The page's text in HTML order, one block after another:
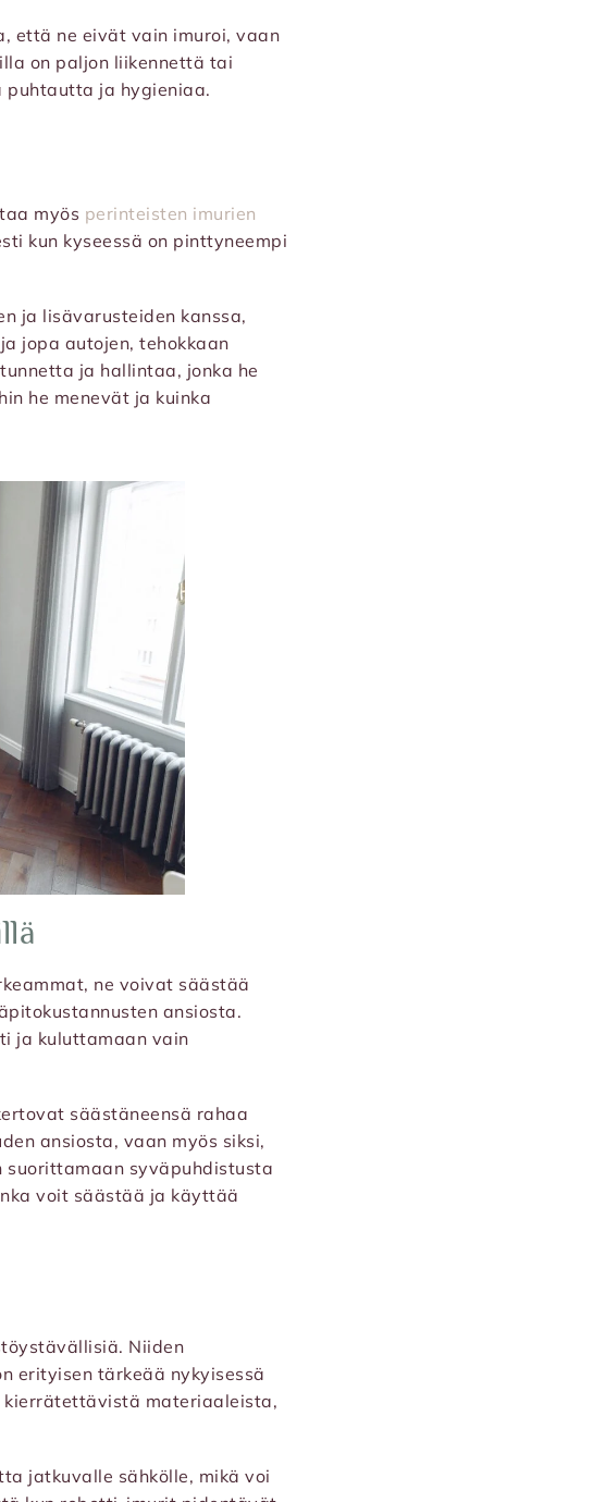
että ne eivät vain imuroi, vaan
on paljon liikennettä tai
puhtautta ja hygieniaa.
myös perinteisten imurien
kun kyseessä on pinttyneempi
ja lisävarusteiden kanssa,
jopa autojen, tehokkaan
ja hallintaa, jonka he
he menevät ja kuinka
ne voivat säästää
ansiosta.
ja kuluttamaan vain
säästäneensä rahaa
ansiosta, vaan myös siksi,
syväpuhdistusta
voit säästää ja käyttää
Niiden
erityisen tärkeää nykyisessä
kierrätettävistä materiaaleista,
jatkuvalle sähkölle, mikä voi